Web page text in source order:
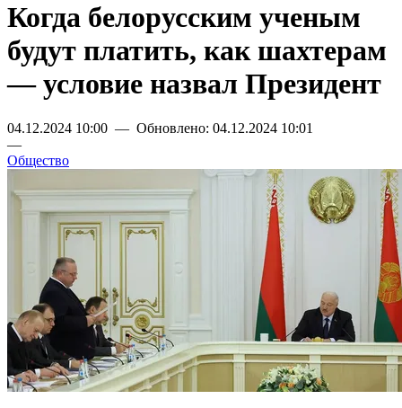
Когда белорусским ученым
будут платить, как шахтерам
— условие назвал Президент
04.12.2024 10:00 — Обновлено: 04.12.2024 10:01
—
Общество